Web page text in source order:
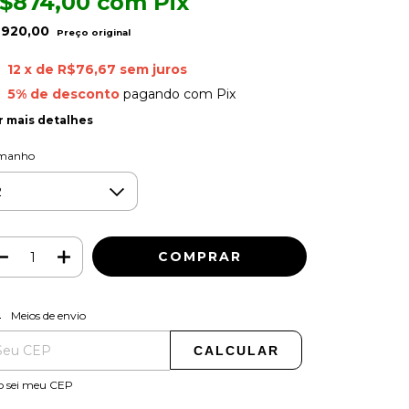
12 x de R$76,67 sem juros
5% de descontopagando com Pix
mais detalhes
para o CEP:
Meios de envio
CALCULAR
sei meu CEP